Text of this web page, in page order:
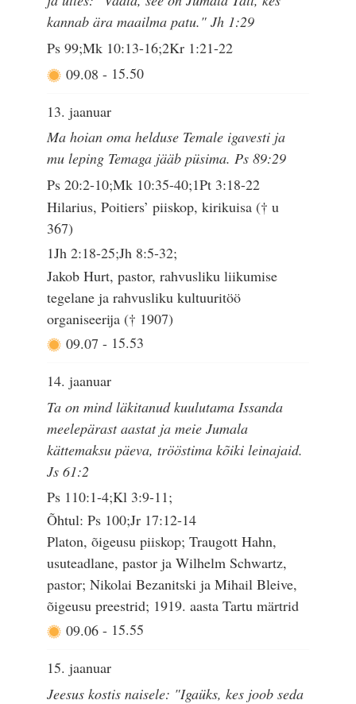
kannab ära maailma patu." Jh 1:29
Ps 99;Mk 10:13-16;2Kr 1:21-22
09.08 - 15.50
13. jaanuar
Ma hoian oma helduse Temale igavesti ja
mu leping Temaga jääb püsima. Ps 89:29
Ps 20:2-10;Mk 10:35-40;1Pt 3:18-22
Hilarius, Poitiers’ piiskop, kirikuisa († u
367)
1Jh 2:18-25;Jh 8:5-32;
Jakob Hurt, pastor, rahvusliku liikumise
tegelane ja rahvusliku kultuuritöö
organiseerija († 1907)
09.07 - 15.53
14. jaanuar
Ta on mind läkitanud kuulutama Issanda
meelepärast aastat ja meie Jumala
kättemaksu päeva, trööstima kõiki leinajaid.
Js 61:2
Ps 110:1-4;Kl 3:9-11;
Õhtul: Ps 100;Jr 17:12-14
Platon, õigeusu piiskop; Traugott Hahn,
usuteadlane, pastor ja Wilhelm Schwartz,
pastor; Nikolai Bezanitski ja Mihail Bleive,
õigeusu preestrid; 1919. aasta Tartu märtrid
09.06 - 15.55
15. jaanuar
Jeesus kostis naisele: "Igaüks, kes joob seda